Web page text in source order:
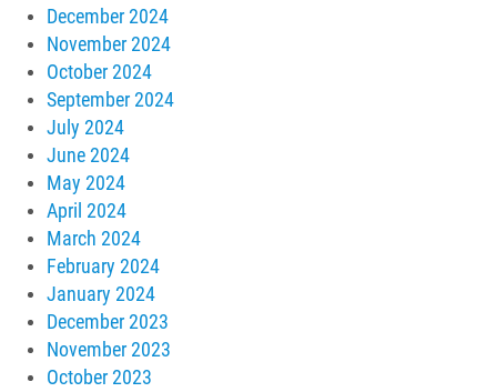
December 2024
November 2024
October 2024
September 2024
July 2024
June 2024
May 2024
April 2024
March 2024
February 2024
January 2024
December 2023
November 2023
October 2023